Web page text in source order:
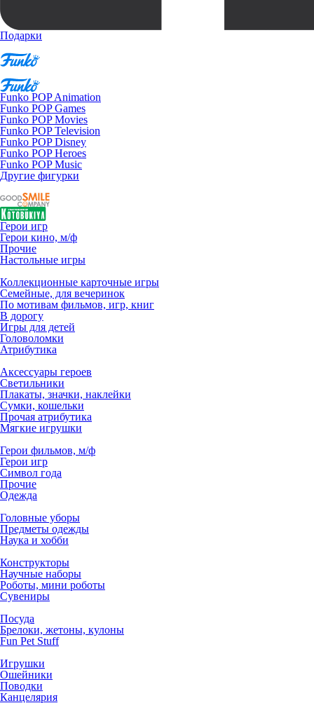
Подарки
Funko POP Animation
Funko POP Games
Funko POP Movies
Funko POP Television
Funko POP Disney
Funko POP Heroes
Funko POP Music
Другие фигурки
Герои игр
Герои кино, м/ф
Прочие
Настольные игры
Коллекционные карточные игры
Семейные, для вечеринок
По мотивам фильмов, игр, книг
В дорогу
Игры для детей
Головоломки
Атрибутика
Аксессуары героев
Светильники
Плакаты, значки, наклейки
Сумки, кошельки
Прочая атрибутика
Мягкие игрушки
Герои фильмов, м/ф
Герои игр
Символ года
Прочие
Одежда
Головные уборы
Предметы одежды
Наука и хобби
Конструкторы
Научные наборы
Роботы, мини роботы
Сувениры
Посуда
Брелоки, жетоны, кулоны
Fun Pet Stuff
Игрушки
Ошейники
Поводки
Канцелярия